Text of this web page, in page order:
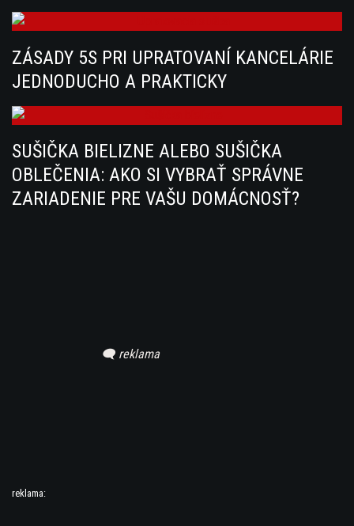
ZÁSADY 5S PRI UPRATOVANÍ KANCELÁRIE
JEDNODUCHO A PRAKTICKY
SUŠIČKA BIELIZNE ALEBO SUŠIČKA
OBLEČENIA: AKO SI VYBRAŤ SPRÁVNE
ZARIADENIE PRE VAŠU DOMÁCNOSŤ?
reklama: